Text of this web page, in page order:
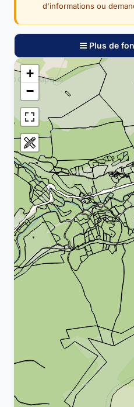
d'informations ou
Plus de
+
−